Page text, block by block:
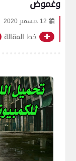
وغموض
12 ديسمبر 2020
خط المقالة